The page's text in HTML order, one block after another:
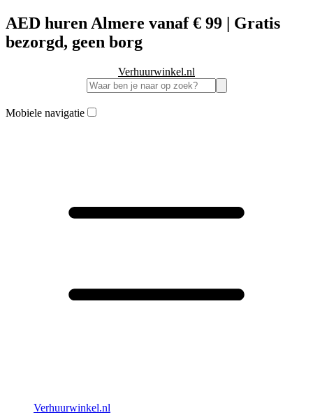
AED huren Almere vanaf € 99 | Gratis
bezorgd, geen borg
Verhuurwinkel.nl
Mobiele navigatie
Verhuurwinkel.nl